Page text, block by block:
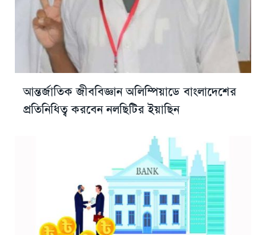
আন্তর্জাতিক জীববিজ্ঞান অলিম্পিয়াডে বাংলাদেশের
প্রতিনিধিত্ব করবেন নলছিটির ইয়াছিন